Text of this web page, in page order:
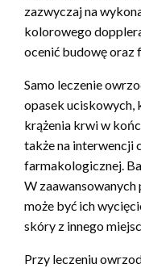
zazwyczaj na
kolorowego
ocenić budowę oraz
Samo leczenie
opasek uciskowych,
krążenia krwi w
także na interwencji
farmakologicznej.
W
może być ich
skóry z innego
Przy leczeniu